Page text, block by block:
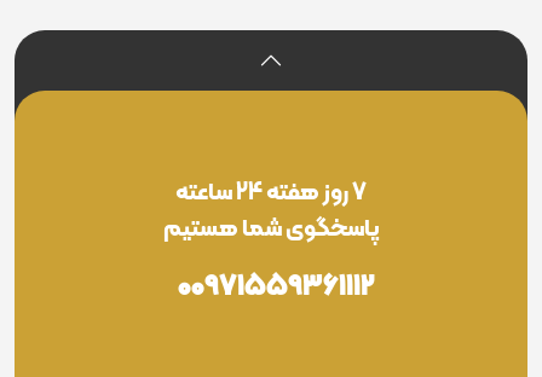
7 روز هفته 24 ساعته
پاسخگوی شما هستیم
00971559361112